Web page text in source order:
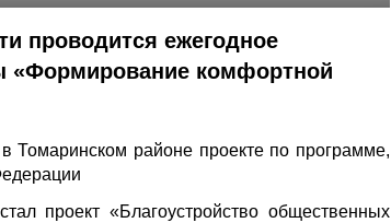
проводится ежегодное
«Формирование комфортной
районе проекте по программе,
проект «Благоустройство общественных